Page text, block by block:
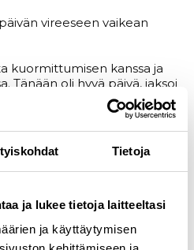
Tietoja
ja lukee tietoja laitteeltasi
ja käyttäytymisen
vireeseen vaikean
kuormittumisen kanssa ja
Tänään oli hyvä päivä, jaksoi
tullut katkeamista radalle.
vie omaa kuntoa ja tekemistä
.
Alakoski
Jasmi
kun Alakoski
tosi hyvältä ja oltiin hyvin